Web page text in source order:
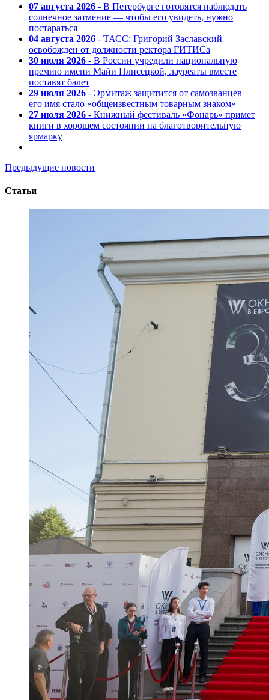
07 августа 2026 - В Петербурге готовятся наблюдать
солнечное затмение — чтобы его увидеть, нужно
постараться
04 августа 2026 - ТАСС: Григорий Заславский
освобожден от должности ректора ГИТИСа
30 июля 2026 - В России учредили национальную
премию имени Майи Плисецкой, лауреаты вместе
поставят балет
29 июля 2026 - Эрмитаж защитится от самозванцев —
его имя стало «общеизвестным товарным знаком»
27 июля 2026 - Книжный фестиваль «Фонарь» примет
книги в хорошем состоянии на благотворительную
ярмарку
Предыдущие новости
Статьи